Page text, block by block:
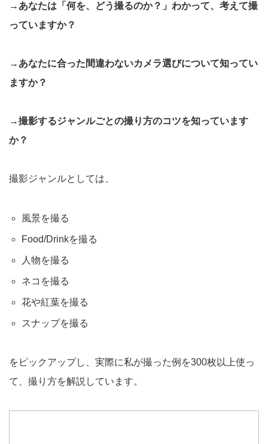
→あなたは「何を、どう撮るのか？」わかって、考えて撮
っていますか？
→あなたに合った間違わないカメラ選びについて知ってい
ますか？
→撮影するジャンルごとの撮り方のコツを知っています
か？
撮影ジャンルとしては、
風景を撮る
Food/Drinkを撮る
人物を撮る
ネコを撮る
花や紅葉を撮る
スナップを撮る
をピックアップし、実際に私が撮った例を300枚以上使っ
て、撮り方を解説しています。